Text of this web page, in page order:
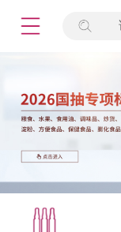
标准物质
产品专项